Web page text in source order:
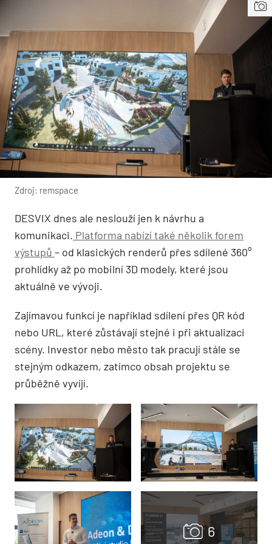
Zdroj: remspace
DESVIX dnes ale neslouží jen k návrhu a
komunikaci. Platforma nabízí také několik forem
výstupů – od klasických renderů přes sdílené 360°
prohlídky až po mobilní 3D modely, které jsou
aktuálně ve vývoji.
Zajímavou funkcí je například sdílení přes QR kód
nebo URL, které zůstávají stejné i při aktualizaci
scény. Investor nebo město tak pracují stále se
stejným odkazem, zatímco obsah projektu se
průběžně vyvíjí.